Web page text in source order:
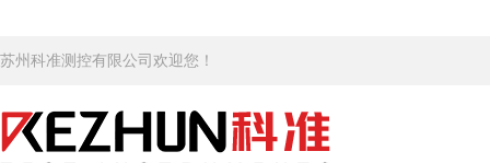
苏州科准测控有限公司欢迎您！